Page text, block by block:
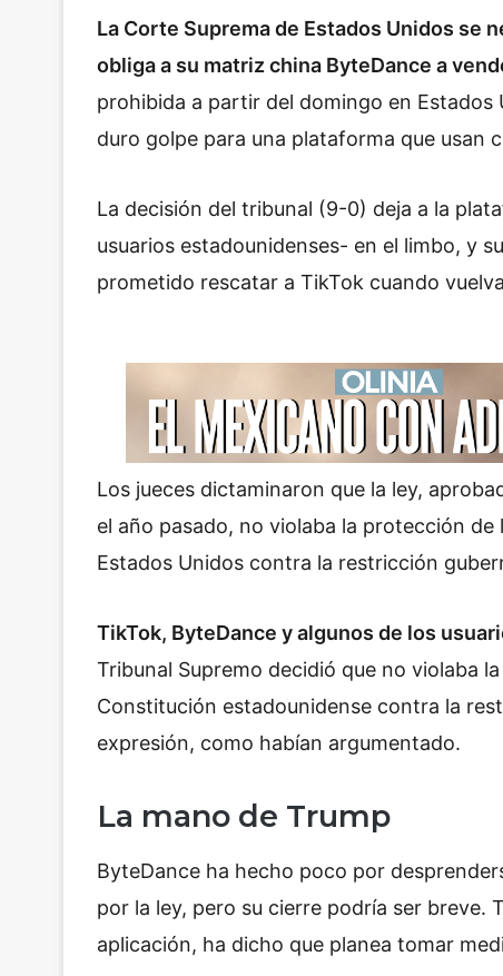
La Corte Suprema de Estados Unidos se
obliga a su matriz china ByteDance a
prohibida a partir del domingo en
duro golpe para una plataforma que usan
La decisión del tribunal (9-0) deja a la
usuarios estadounidenses- en el limbo, y
prometido rescatar a TikTok cuando
Los jueces dictaminaron que la ley,
el año pasado, no violaba la protección
Estados Unidos contra la restricción
TikTok, ByteDance y algunos de los
Tribunal Supremo decidió que no violaba
Constitución estadounidense contra la
expresión, como habían argumentado.
La mano de Trump
ByteDance ha hecho poco por
por la ley, pero su cierre podría ser breve.
aplicación, ha dicho que planea tomar